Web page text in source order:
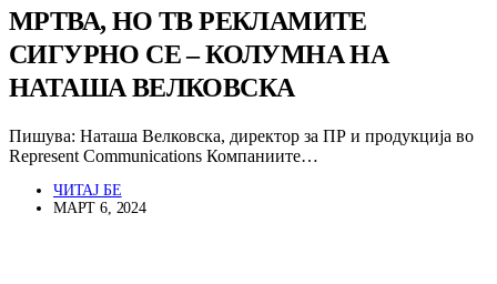
МРТВА, НО ТВ РЕКЛАМИТЕ
СИГУРНО СЕ – КОЛУМНА НА
НАТАША ВЕЛКОВСКА
Пишува: Наташа Велковска, директор за ПР и продукција во
Represent Communications Компаниите…
ЧИТАЈ БЕ
МАРТ 6, 2024